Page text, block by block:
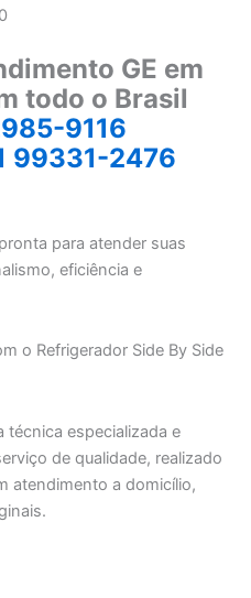
GE em
todo o Brasil
9116
99331-2476
para atender suas
eficiência e
o Refrigerador Side By Side
especializada e
de qualidade, realizado
atendimento a domicílio,